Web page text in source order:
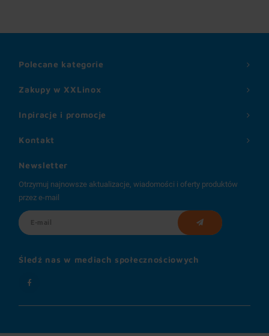
Zakupy w XXLinox
Inpiracje i promocje
Polecane kategorie
Kontakt
Newsletter
Otrzymuj najnowsze aktualizacje, wiadomości i oferty produktów
przez e-mail
Śledź nas w mediach społecznościowych